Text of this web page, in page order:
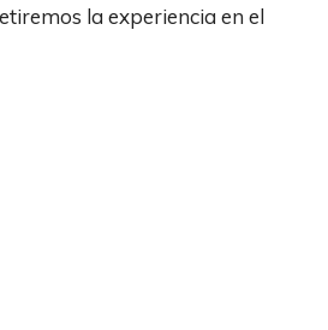
la experiencia en el